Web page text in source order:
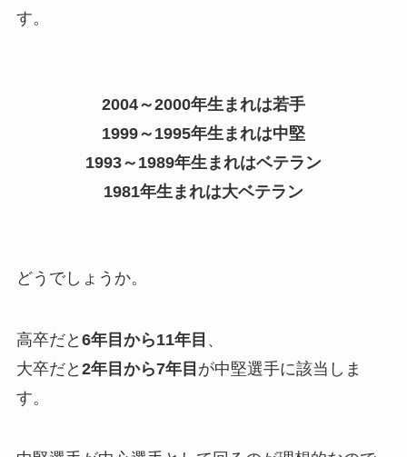
す。
2004～2000年生まれは若手
1999～1995年生まれは中堅
1993～1989年生まれはベテラン
1981年生まれは大ベテラン
どうでしょうか。
高卒だと 6年目から11年目 、
大卒だと 2年目から7年目 が中堅選手に該当しま
す。